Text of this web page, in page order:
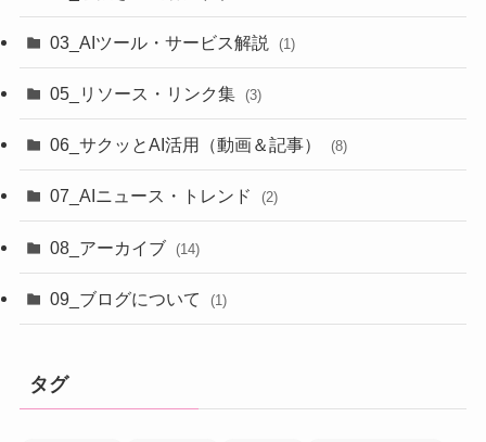
03_AIツール・サービス解説 (1)
05_リソース・リンク集 (3)
06_サクッとAI活用（動画＆記事） (8)
07_AIニュース・トレンド (2)
08_アーカイブ (14)
09_ブログについて (1)
タグ